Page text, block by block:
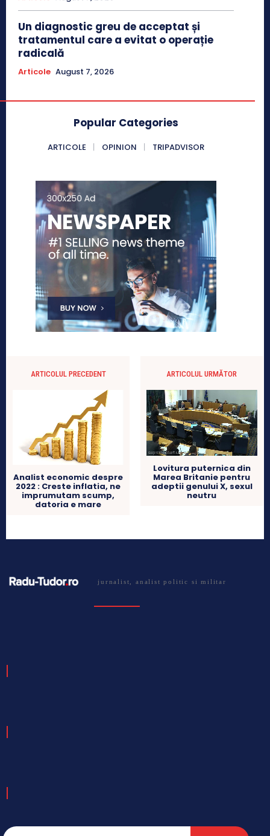
Un diagnostic greu de acceptat și
tratamentul care a evitat o operație
radicală
Articole August 7, 2026
Popular Categories
ARTICOLE OPINION TRIPADVISOR
ARTICOLUL PRECEDENT
Analist economic despre
2022 : Creste inflatia, ne
imprumutam scump,
datoria e mare
ARTICOLUL URMĂTOR
Lovitura puternica din
Marea Britanie pentru
adeptii genului X, sexul
neutru
jurnalist, analist politic si militar